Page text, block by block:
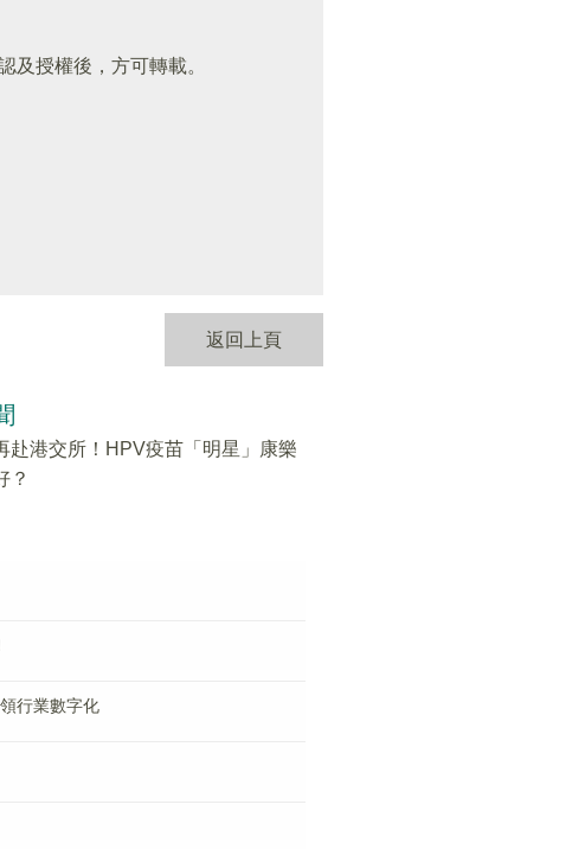
及授權後，方可轉載。
返回上頁
赴港交所！HPV疫苗「明星」康樂
？
行業數字化